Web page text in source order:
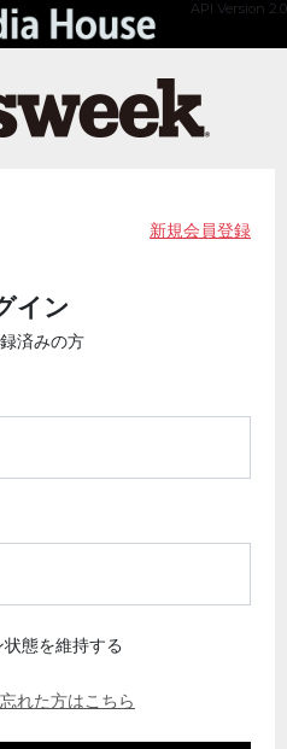
API Version 2.0
新規会員登録
イン
済みの方
状態を維持する
れた方はこちら